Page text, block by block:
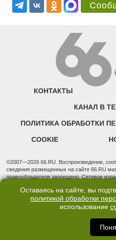
КОНТАКТЫ
КАНАЛ В
ПОЛИТИКА ОБРАБОТКИ
COOKIE
©2007—2026 66.RU. Воспроизведение,
сведения размещенных на сайте 66.RU
правообладателя запрещено. Сетевое
надзору в сфере связи, информационных
(Роскомнадзор). Регистрационный номер
Учредитель: Общество с ограниченной
3, оф. 7015 Фактический адрес редакции и
обл., г. Екатеринбург, ул. Бориса Ельцина,
info@news.66.ru Главный редактор:
Оставаясь на сайте, вы
политикой обработки
использование